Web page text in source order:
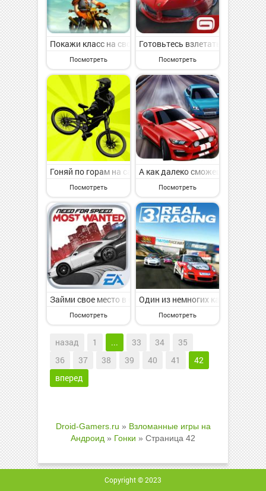
Покажи класс на своем мотоцикле.
Посмотреть
Готовьтесь взлетать на вашем
Посмотреть
Гоняй по горам на самом крутом велосипеде.
Посмотреть
А как далеко сможешь
Посмотреть
Займи свое место в списке разыскиваемых гонщиков
Посмотреть
Один из немногих
Посмотреть
назад 1 ... 33 34
35
36
37 38 39 40 41
42
вперед
Droid-Gamers.ru » Взломанные игры на
Андроид » Гонки » Страница 42
Copyright © 2023